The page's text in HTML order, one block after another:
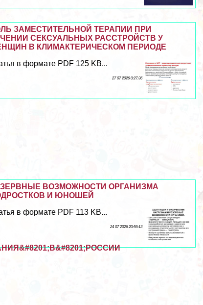
ЗАМЕСТИТЕЛЬНОЙ ТЕРАПИИ ПРИ
СЕКСУАЛЬНЫХ РАССТРОЙСТВ У
В КЛИМАКТЕРИЧЕСКОМ ПЕРИОДЕ
в формате PDF 125 KB...
27 07 2026 0:27:36
ВОЗМОЖНОСТИ ОРГАНИЗМА
И ЮНОШЕЙ
в формате PDF 113 KB...
24 07 2026 20:59:13